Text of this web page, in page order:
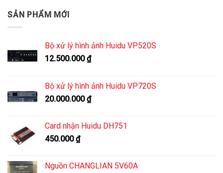
SẢN PHẨM MỚI
Bộ xử lý hình ảnh Huidu VP520S
12.500.000₫
Bộ xử lý hình ảnh Huidu VP720S
20.000.000₫
Card nhận Huidu DH751
450.000₫
Nguồn CHANGLIAN 5V60A